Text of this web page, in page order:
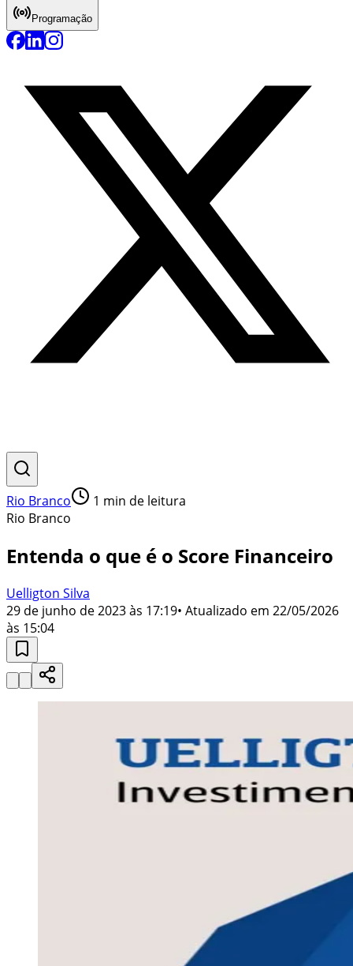
Programação
Rio Branco 1 min de leitura
Rio Branco
Entenda o que é o Score Financeiro
Uelligton Silva
29 de junho de 2023 às 17:19• Atualizado em 22/05/2026
às 15:04